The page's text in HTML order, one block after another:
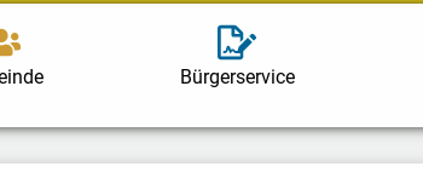
Bürgerservice